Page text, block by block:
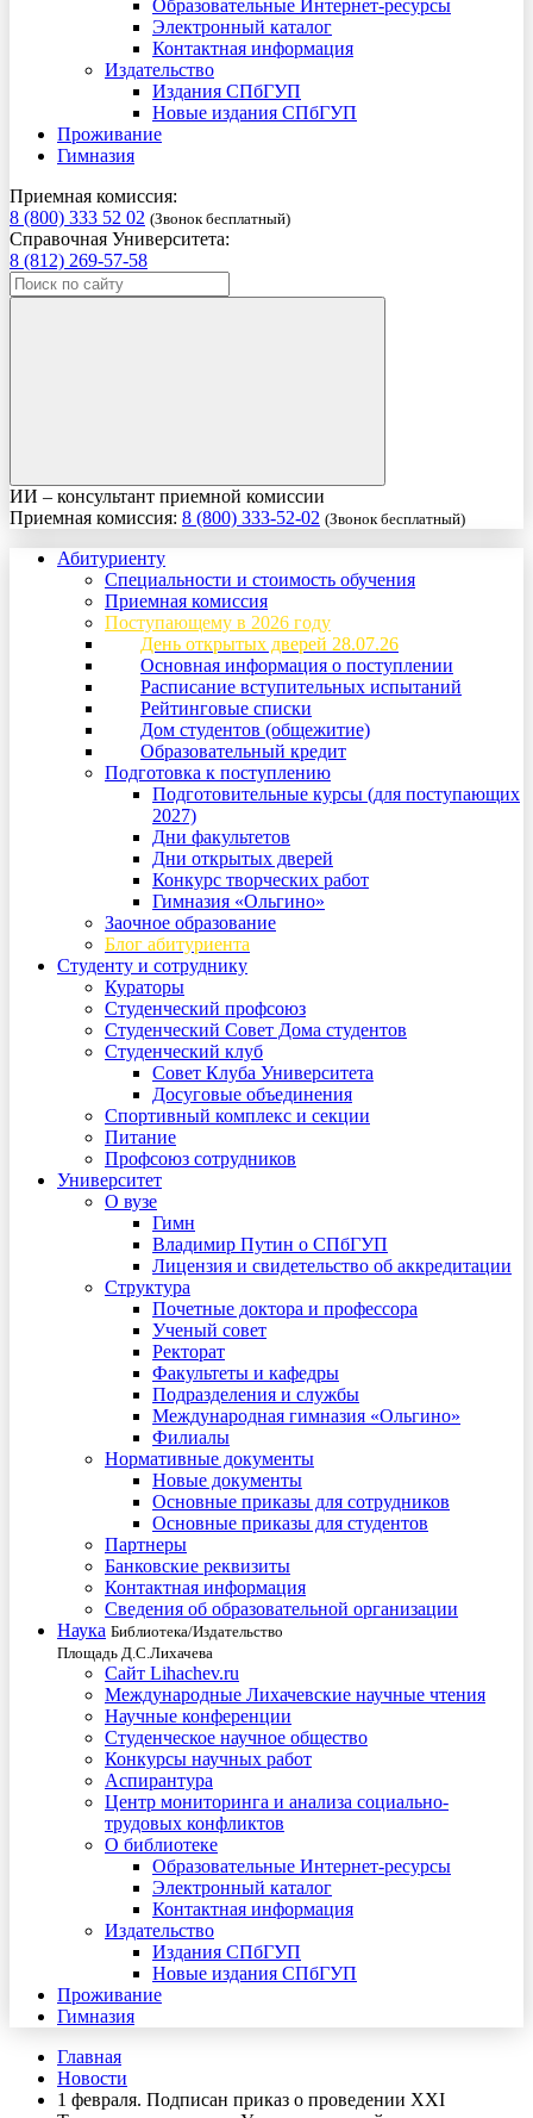
Образовательные Интернет-ресурсы
Электронный каталог
Контактная информация
Издательство
Издания СПбГУП
Новые издания СПбГУП
Проживание
Гимназия
Приемная комиссия:
8 (800) 333 52 02 (Звонок бесплатный)
Справочная Университета:
8 (812) 269-57-58
ИИ – консультант приемной комиссии
Приемная комиссия: 8 (800) 333-52-02 (Звонок бесплатный)
Абитуриенту
Специальности и стоимость обучения
Приемная комиссия
Поступающему в 2026 году
День открытых дверей 28.07.26
Основная информация о поступлении
Расписание вступительных испытаний
Рейтинговые списки
Дом студентов (общежитие)
Образовательный кредит
Подготовка к поступлению
Подготовительные курсы (для поступающих
2027)
Дни факультетов
Дни открытых дверей
Конкурс творческих работ
Гимназия «Ольгино»
Заочное образование
Блог абитуриента
Студенту и сотруднику
Кураторы
Студенческий профсоюз
Студенческий Совет Дома студентов
Студенческий клуб
Совет Клуба Университета
Досуговые объединения
Спортивный комплекс и секции
Питание
Профсоюз сотрудников
Университет
О вузе
Гимн
Владимир Путин о СПбГУП
Лицензия и свидетельство об аккредитации
Структура
Почетные доктора и профессора
Ученый совет
Ректорат
Факультеты и кафедры
Подразделения и службы
Международная гимназия «Ольгино»
Филиалы
Нормативные документы
Новые документы
Основные приказы для сотрудников
Основные приказы для студентов
Партнеры
Банковские реквизиты
Контактная информация
Сведения об образовательной организации
Наука Библиотека/Издательство
Площадь Д.С.Лихачева
Сайт Lihachev.ru
Международные Лихачевские научные чтения
Научные конференции
Студенческое научное общество
Конкурсы научных работ
Аспирантура
Центр мониторинга и анализа социально-
трудовых конфликтов
О библиотеке
Образовательные Интернет-ресурсы
Электронный каталог
Контактная информация
Издательство
Издания СПбГУП
Новые издания СПбГУП
Проживание
Гимназия
Главная
Новости
1 февраля. Подписан приказ о проведении XXI